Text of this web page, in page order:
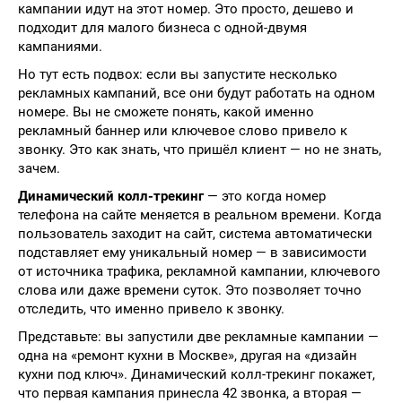
кампании идут на этот номер. Это просто, дешево и
подходит для малого бизнеса с одной-двумя
кампаниями.
Но тут есть подвох: если вы запустите несколько
рекламных кампаний, все они будут работать на одном
номере. Вы не сможете понять, какой именно
рекламный баннер или ключевое слово привело к
звонку. Это как знать, что пришёл клиент — но не знать,
зачем.
Динамический колл-трекинг— это когда номер
телефона на сайте меняется в реальном времени. Когда
пользователь заходит на сайт, система автоматически
подставляет ему уникальный номер — в зависимости
от источника трафика, рекламной кампании, ключевого
слова или даже времени суток. Это позволяет точно
отследить, что именно привело к звонку.
Представьте: вы запустили две рекламные кампании —
одна на «ремонт кухни в Москве», другая на «дизайн
кухни под ключ». Динамический колл-трекинг покажет,
что первая кампания принесла 42 звонка, а вторая —